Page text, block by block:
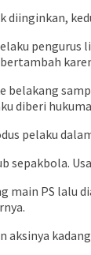
belakang
diberi
pelaku
sepakbola.
main PS
aksinya